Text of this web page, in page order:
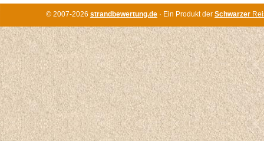
© 2007-2026 strandbewertung.de · Ein Produkt der Schwarzer